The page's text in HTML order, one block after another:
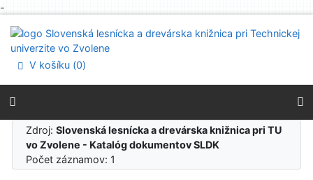
-
Prejsť na menu
Prehlásenie o webovej prístupnosti
V košíku (0)
Zdroj:Slovenská lesnícka a drevárska knižnica pri TU
vo Zvolene - Katalóg dokumentov SLDK
Počet záznamov: 1